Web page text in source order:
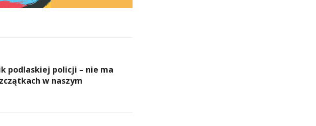
podlaskiej policji – nie ma
w naszym